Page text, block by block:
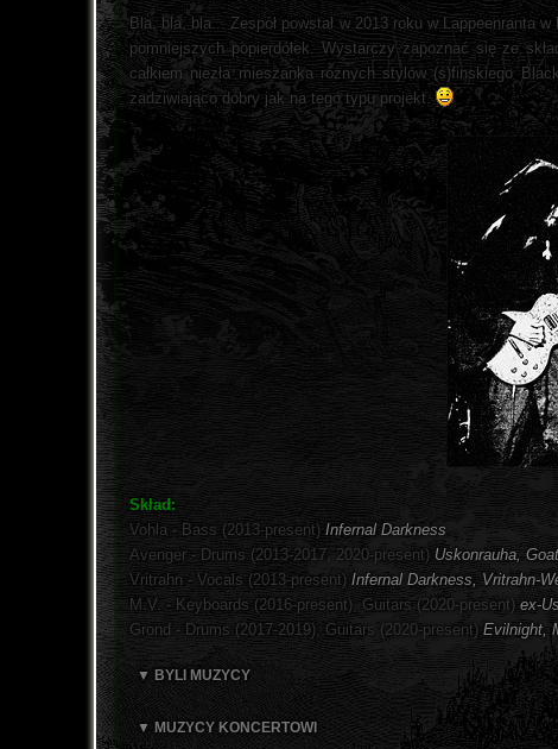
Bla, bla, bla... Zespół powstał w 2013 roku w Lappeenranta
pomniejszych popierdółek. Wystarczy zapoznać się ze
całkiem niezła mieszanka różnych stylów (ś)finskiego
zadziwiająco dobry jak na tego typu projekt.
Skład:
Vohla - Bass (2013-present) Infernal Darkness
Avenger - Drums (2013-2017, 2020-present) Uskonrauha,
Vritrahn - Vocals (2013-present) Infernal Darkness, Vritrahn-
M.V. - Keyboards (2016-present), Guitars (2020-present) ex-
Grond - Drums (2017-2019), Guitars (2020-present)Evilnight,
▼ BYLI MUZYCY
▼ MUZYCY KONCERTOWI